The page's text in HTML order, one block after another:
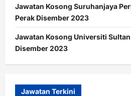
Jawatan Kosong Suruhanjaya
Perak Disember 2023
Jawatan Kosong Universiti
Disember 2023
Jawatan Terkini